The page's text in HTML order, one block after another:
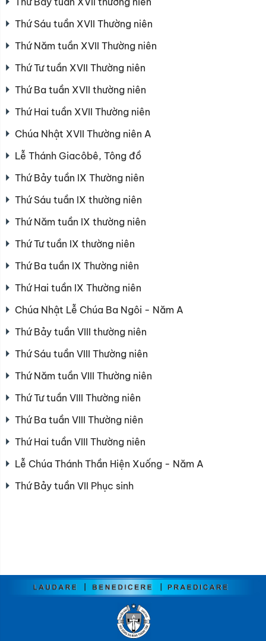
Thứ Sáu tuần XVII Thường niên
Thứ Năm tuần XVII Thường niên
Thứ Tư tuần XVII Thường niên
Thứ Ba tuần XVII thường niên
Thứ Hai tuần XVII Thường niên
Chúa Nhật XVII Thường niên A
Lễ Thánh Giacôbê, Tông đồ
Thứ Bảy tuần IX Thường niên
Thứ Sáu tuần IX thường niên
Thứ Năm tuần IX thường niên
Thứ Tư tuần IX thường niên
Thứ Ba tuần IX Thường niên
Thứ Hai tuần IX Thường niên
Chúa Nhật Lễ Chúa Ba Ngôi - Năm A
Thứ Bảy tuần VIII thường niên
Thứ Sáu tuần VIII Thường niên
Thứ Năm tuần VIII Thường niên
Thứ Tư tuần VIII Thường niên
Thứ Ba tuần VIII Thường niên
Thứ Hai tuần VIII Thường niên
Lễ Chúa Thánh Thần Hiện Xuống - Năm A
Thứ Bảy tuần VII Phục sinh